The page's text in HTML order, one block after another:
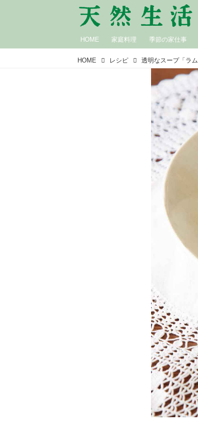
HOME 家庭料理 季節の家仕事
HOME レシピ